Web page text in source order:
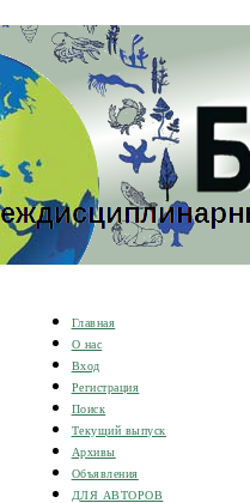
Главная
О нас
Вход
Регистрация
Поиск
Текущий выпуск
Архивы
Объявления
ДЛЯ АВТОРОВ